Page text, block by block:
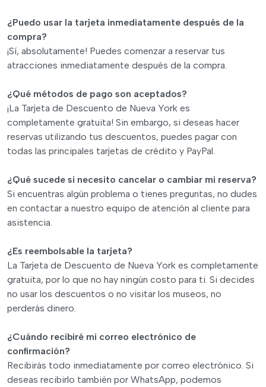
¿Puedo usar la tarjeta inmediatamente después de la
compra?
¡Sí, absolutamente! Puedes comenzar a reservar tus
atracciones inmediatamente después de la compra.
¿Qué métodos de pago son aceptados?
¡La Tarjeta de Descuento de Nueva York es
completamente gratuita! Sin embargo, si deseas hacer
reservas utilizando tus descuentos, puedes pagar con
todas las principales tarjetas de crédito y PayPal.
¿Qué sucede si necesito cancelar o cambiar mi reserva?
Si encuentras algún problema o tienes preguntas, no dudes
en contactar a nuestro equipo de atención al cliente para
asistencia.
¿Es reembolsable la tarjeta?
La Tarjeta de Descuento de Nueva York es completamente
gratuita, por lo que no hay ningún costo para ti. Si decides
no usar los descuentos o no visitar los museos, no
perderás dinero.
¿Cuándo recibiré mi correo electrónico de
confirmación?
Recibirás todo inmediatamente por correo electrónico. Si
deseas recibirlo también por WhatsApp, podemos